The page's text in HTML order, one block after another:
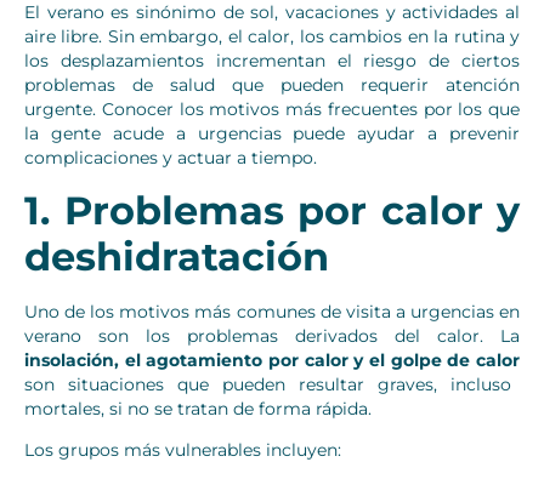
El verano es sinónimo de sol, vacaciones y actividades al
aire libre. Sin embargo, el calor, los cambios en la rutina y
los desplazamientos incrementan el riesgo de ciertos
problemas de salud que pueden requerir atención
urgente. Conocer los motivos más frecuentes por los que
la gente acude a urgencias puede ayudar a prevenir
complicaciones y actuar a tiempo.
1. Problemas por calor y
deshidratación
Uno de los motivos más comunes de visita a urgencias en
verano son los problemas derivados del calor. La
insolación, el agotamiento por calor y el golpe de calor
son situaciones que pueden resultar graves, incluso
mortales, si no se tratan de forma rápida.
Los grupos más vulnerables incluyen: